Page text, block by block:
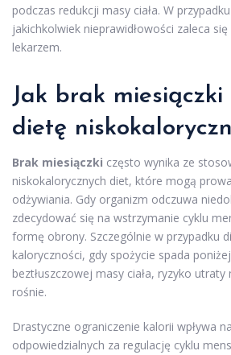
podczas redukcji masy ciała. W
jakichkolwiek nieprawidłowości zaleca
lekarzem.
Jak brak miesiączki
dietę
Brak miesiączki często wynika ze
niskokalorycznych diet, które mogą
odżywiania. Gdy organizm odczuwa
zdecydować się na wstrzymanie cyklu
formę obrony. Szczególnie w przypadku
kaloryczności, gdy spożycie spada poniżej
beztłuszczowej masy ciała, ryzyko utraty
rośnie.
Drastyczne ograniczenie kalorii wpływa
odpowiedzialnych za regulację cyklu